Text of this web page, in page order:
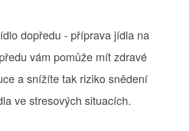
dopředu - příprava jídla na
vám pomůže mít zdravé
a snížíte tak riziko snědení
ve stresových situacích.